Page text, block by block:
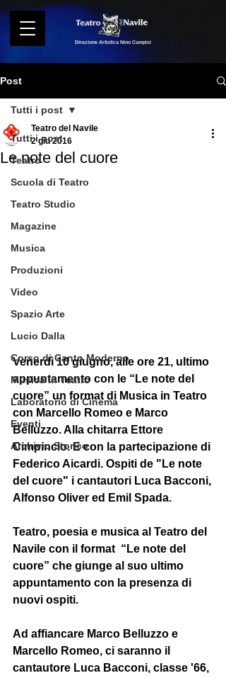
Direzione Artistica Nino Campisi
Post
Tutti i post
Teatro
Scuola di Teatro
Teatro Studio
Magazine
Musica
Produzioni
Video
Spazio Arte
Lucio Dalla
Corso di Canto Moderno
Musica in Teatro
Laboratorio di Cinema
Eventi
Archivio Storico
Tutti i post
Le note del cuore
Teatro del Navile
2 giu 2016
Venerdì 10 giugno, alle ore 21, ultimo
appuntamento con le “ Le note del
cuore” un format di Musica in Teatro
con Marcello Romeo e Marco
Belluzzo. Alla chitarra Ettore
Cimpincio. E con la partecipazione di
Federico Aicardi. Ospiti de "Le note
del cuore" i cantautori Luca Bacconi,
Alfonso Oliver ed Emil Spada.
Teatro, poesia e musica al Teatro del
Navile con il format  “Le note del
cuore” che giunge al suo ultimo
appuntamento con la presenza di
nuovi ospiti.
Ad affiancare Marco Belluzzo e
Marcello Romeo, ci saranno il
cantautore Luca Bacconi, classe '66,